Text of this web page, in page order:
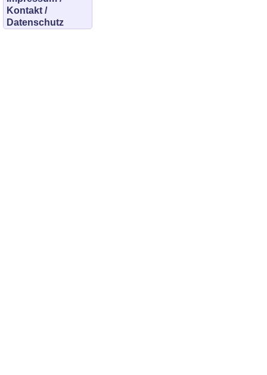
Kontakt /
Datenschutz